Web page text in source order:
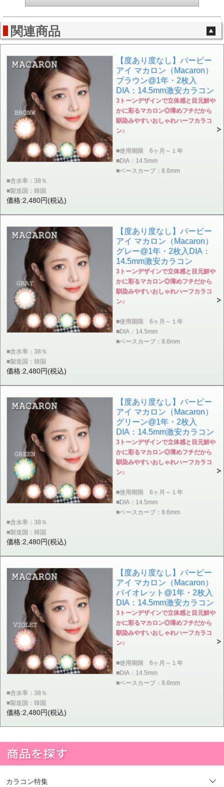
関連商品
【度あり度なし】バービー
アイ マカロン（Macaron）
ブラウン@1年・2枚入
DIA：14.5mm激安カラコン
3トーンデザインで立体感と目元鮮や
かに彩るマカロン◎薄めフチだから
馴染みやすいおしゃれハーフカラコ
ン♪
■使用期限 6ヶ月～１年
■DIA：14.5mm
■ベースカーブ：8.6mm
■含水率：38％
■製造国：韓国
価格:2,480円(税込)
【度あり度なし】バービー
アイ マカロン（Macaron）
グレー@1年・2枚入DIA：
14.5mm激安カラコン
3トーンデザインで立体感と目元鮮や
かに彩るマカロン◎薄めフチだから
馴染みやすいおしゃれハーフカラコ
ン♪
■使用期限 6ヶ月～１年
■DIA：14.5mm
■ベースカーブ：8.6mm
■含水率：38％
■製造国：韓国
価格:2,480円(税込)
【度あり度なし】バービー
アイ マカロン（Macaron）
グリーン@1年・2枚入
DIA：14.5mm激安カラコン
3トーンデザインで立体感と目元鮮や
かに彩るマカロン◎薄めフチだから
馴染みやすいおしゃれハーフカラコ
ン♪
■使用期限 6ヶ月～１年
■DIA：14.5mm
■ベースカーブ：8.6mm
■含水率：38％
■製造国：韓国
価格:2,480円(税込)
【度あり度なし】バービー
アイ マカロン（Macaron）
バイオレット@1年・2枚入
DIA：14.5mm激安カラコン
3トーンデザインで立体感と目元鮮や
かに彩るマカロン◎薄めフチだから
馴染みやすいおしゃれハーフカラコ
ン♪
■使用期限 6ヶ月～１年
■DIA：14.5mm
■ベースカーブ：8.6mm
■含水率：38％
■製造国：韓国
価格:2,480円(税込)
カラコン特集